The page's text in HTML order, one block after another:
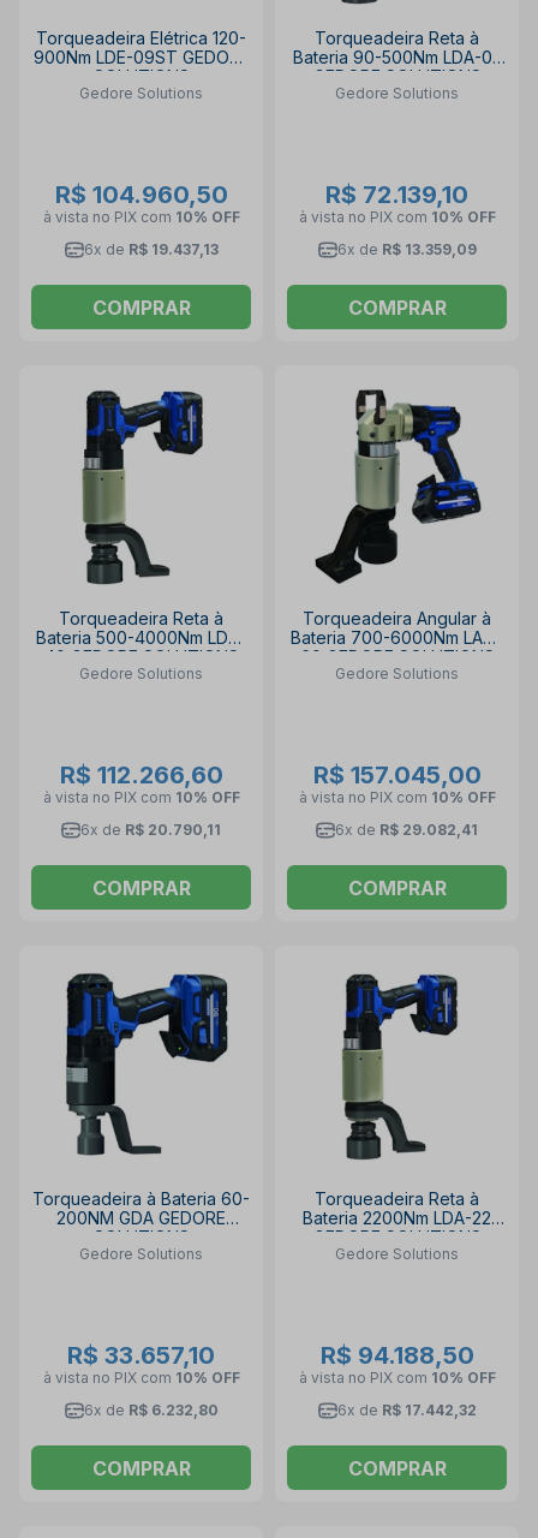
Torqueadeira Elétrica 120-
900Nm LDE-09ST GEDORE
SOLUTIONS
Gedore Solutions
R$ 104.960,50
à vista no PIX com 10% OFF
6x de R$ 19.437,13
COMPRAR
Torqueadeira Reta à
Bateria 90-500Nm LDA-05
GEDORE SOLUTIONS
Gedore Solutions
R$ 72.139,10
à vista no PIX com 10% OFF
6x de R$ 13.359,09
COMPRAR
Torqueadeira Reta à
Bateria 500-4000Nm LDA-
40 GEDORE SOLUTIONS
Gedore Solutions
R$ 112.266,60
à vista no PIX com 10% OFF
6x de R$ 20.790,11
COMPRAR
Torqueadeira Angular à
Bateria 700-6000Nm LAW-
60 GEDORE SOLUTIONS
Gedore Solutions
R$ 157.045,00
à vista no PIX com 10% OFF
6x de R$ 29.082,41
COMPRAR
Torqueadeira à Bateria 60-
200NM GDA GEDORE
SOLUTIONS
Gedore Solutions
R$ 33.657,10
à vista no PIX com 10% OFF
6x de R$ 6.232,80
COMPRAR
Torqueadeira Reta à
Bateria 2200Nm LDA-22
GEDORE SOLUTIONS
Gedore Solutions
R$ 94.188,50
à vista no PIX com 10% OFF
6x de R$ 17.442,32
COMPRAR